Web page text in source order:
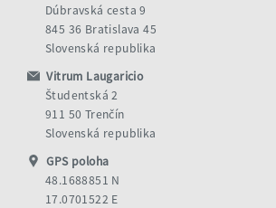
Dúbravská cesta 9
845 36 Bratislava 45
Slovenská republika
Vitrum Laugaricio
Študentská 2
911 50 Trenčín
Slovenská republika
GPS poloha
48.1688851 N
17.0701522 E